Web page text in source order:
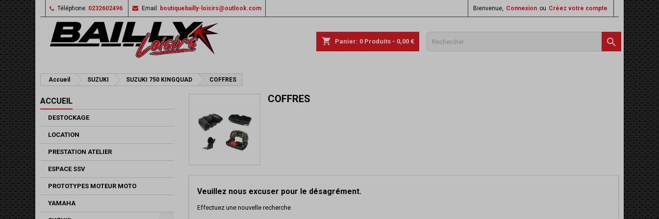
Téléphone: 0232602496 Email: boutiquebailly-loisirs@outlook.com Bienvenue, Connexion ou Créez votre compte

shopping_cart Panier: 0 Produits - 0,00 €
Accueil SUZUKI SUZUKI 750 KINGQUAD COFFRES
ACCUEIL
DESTOCKAGE
LOCATION
PRESTATION ATELIER
ESPACE SSV
PROTOTYPES MOTEUR MOTO
YAMAHA
COFFRES
Veuillez nous excuser pour le désagrément.
Effectuez une nouvelle recherche